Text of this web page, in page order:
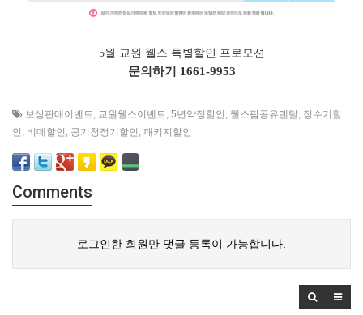
5월 교원 웰스 특별할인 프로모션
문의하기 1661-9953
보상판매이벤트, 교원웰스이벤트, 5년약정할인 , 웰스팜공유렌탈, 정수기할
인 , 비데할인 , 공기청정기할인 , 패키지할인
Comments
로그인한 회원만 댓글 등록이 가능합니다.